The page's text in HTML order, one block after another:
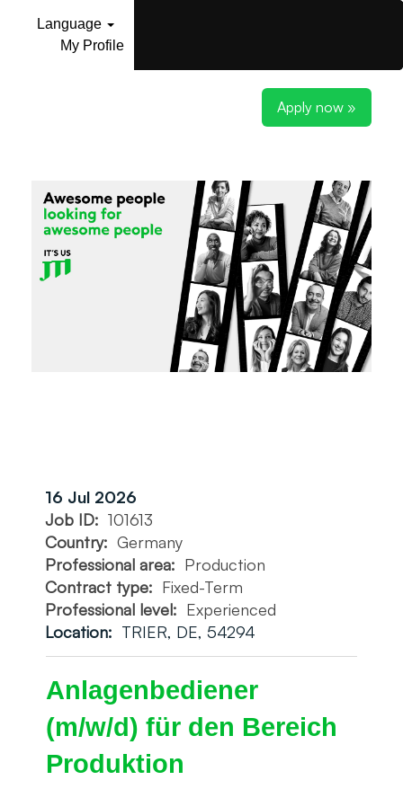
Language
My Profile
Apply now »
16 Jul 2026
Job ID: 101613
Country: Germany
Professional area: Production
Contract type: Fixed-Term
Professional level: Experienced
Location: TRIER, DE, 54294
Anlagenbediener
(m/w/d) für den Bereich
Produktion